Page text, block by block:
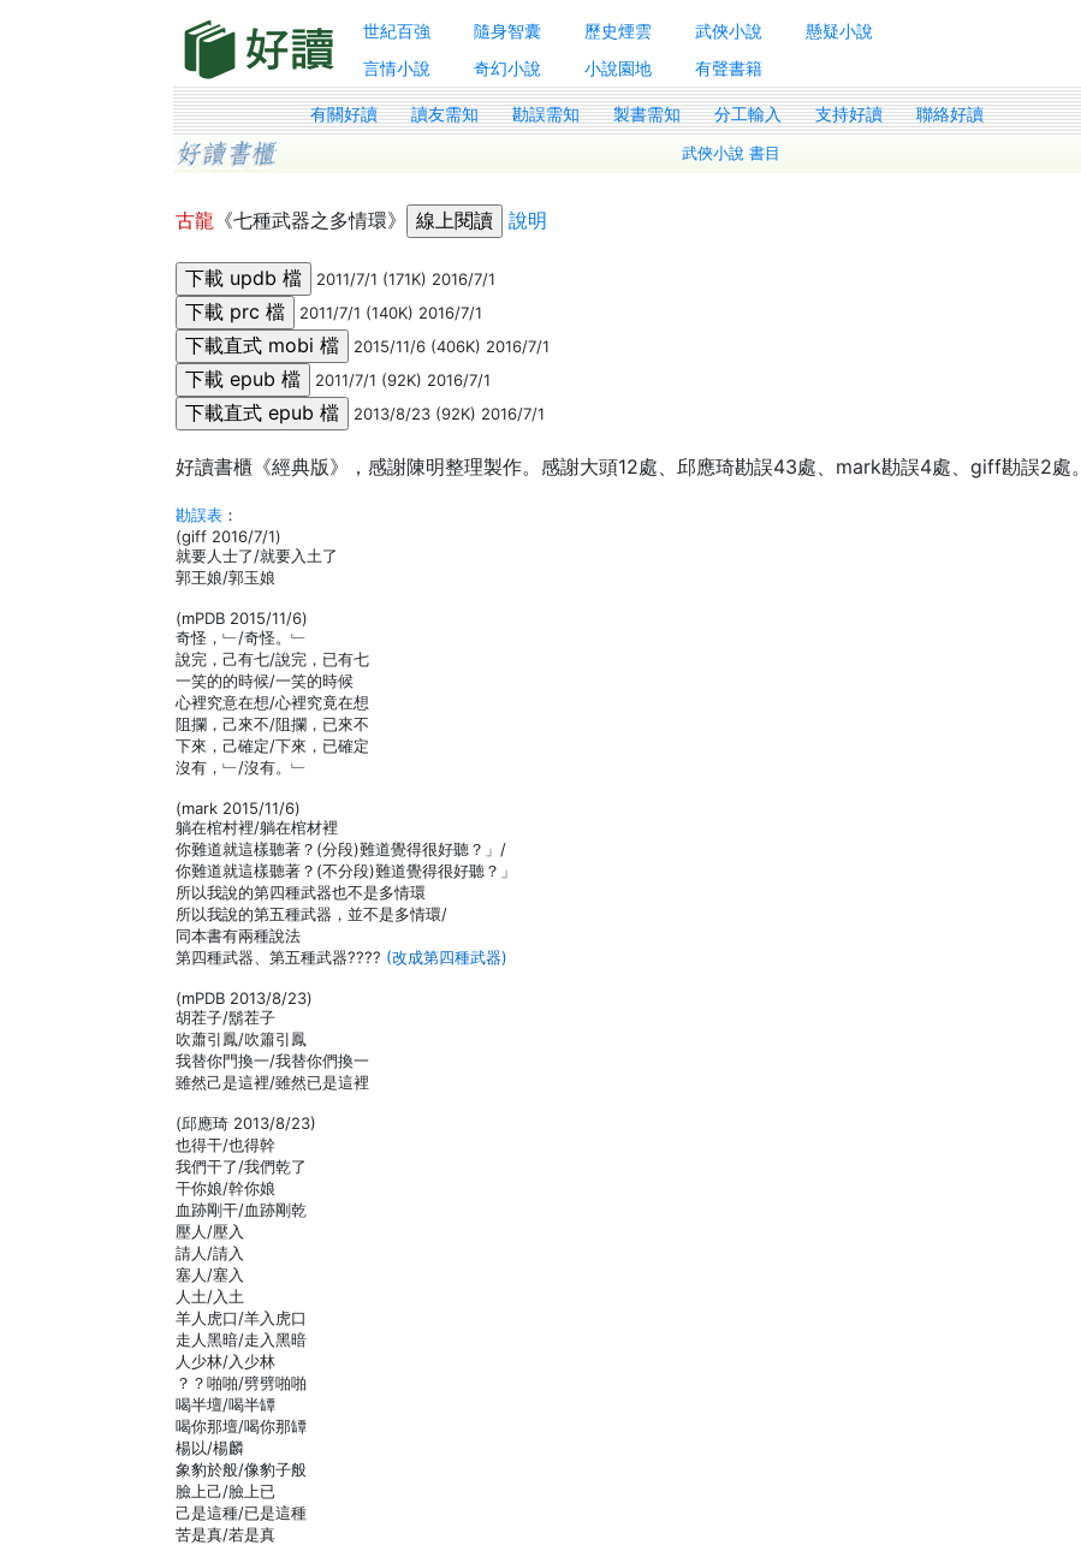
世紀百強 隨身智囊 歷史煙雲 武俠小說
懸疑小說
言情小說
奇幻小說 小說園地 有聲書籍
有關好讀 讀友需知 勘誤需知 製書需知 分工輸入 支持好讀 聯絡好讀
武俠小說 書目
古龍 《七種武器之多情環》 說明
2011/7/1 (171K) 2016/7/1
2011/7/1 (140K) 2016/7/1
2015/11/6 (406K) 2016/7/1
2011/7/1 (92K) 2016/7/1
2013/8/23 (92K) 2016/7/1
好讀書櫃《經典版》，感謝陳明整理製作。感謝大頭12處、邱應琦勘誤43處、mark勘誤4處、giff勘誤2處。
勘誤表 ：
(giff 2016/7/1)
就要人士了/就要入土了
郭王娘/郭玉娘
(mPDB 2015/11/6)
奇怪，﹂/奇怪。﹂
說完，己有七/說完，已有七
一笑的的時候/一笑的時候
心裡究意在想/心裡究竟在想
阻攔，己來不/阻攔，已來不
下來，己確定/下來，已確定
沒有，﹂/沒有。﹂
(mark 2015/11/6)
躺在棺村裡/躺在棺材裡
你難道就這樣聽著？(分段)難道覺得很好聽？」/
你難道就這樣聽著？(不分段)難道覺得很好聽？」
所以我說的第四種武器也不是多情環
所以我說的第五種武器，並不是多情環/
同本書有兩種說法
第四種武器、第五種武器???? (改成第四種武器)
(mPDB 2013/8/23)
胡茬子/鬍茬子
吹蕭引鳳/吹簫引鳳
我替你門換一/我替你們換一
雖然己是這裡/雖然已是這裡
(邱應琦 2013/8/23)
也得干/也得幹
我們干了/我們乾了
干你娘/幹你娘
血跡剛干/血跡剛乾
壓人/壓入
請人/請入
塞人/塞入
人土/入土
羊人虎口/羊入虎口
走人黑暗/走入黑暗
人少林/入少林
？？啪啪/劈劈啪啪
喝半壇/喝半罈
喝你那壇/喝你那罈
楊以/楊麟
象豹於般/像豹子般
臉上己/臉上已
己是這種/已是這種
苦是真/若是真